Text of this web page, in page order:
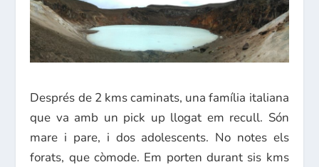
Després de 2 kms caminats, una família italiana
que va amb un pick up llogat em recull. Són
mare i pare, i dos adolescents. No notes els
forats, que còmode. Em porten durant sis kms